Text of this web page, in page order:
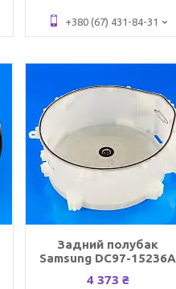
+380 (67) 431-84-31
Задний полубак
Samsung DC97-15236A
4 373 ₴